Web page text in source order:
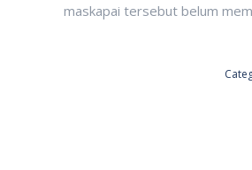
maskapai tersebut belum